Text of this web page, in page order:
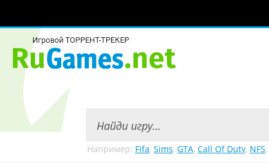
Например: Fifa, Sims, GTA, Call Of Duty, NFS,